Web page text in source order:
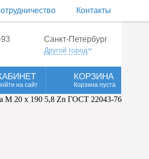
Контакты
Санкт-Петербург
Другой город
на сайт
КОРЗИНА
Корзина пуста